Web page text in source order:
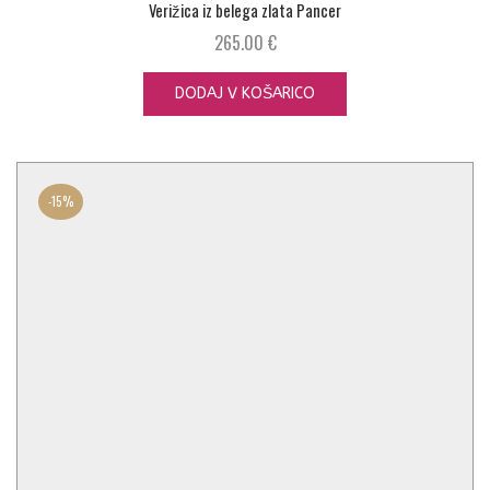
Verižica iz belega zlata Pancer
265.00 €
DODAJ V KOŠARICO
-15%